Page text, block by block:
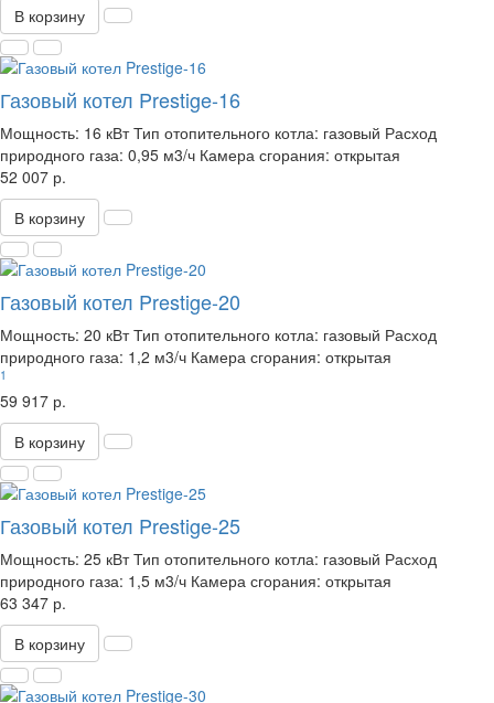
В корзину
Газовый котел Prestige-16
Мощность: 16 кВт Тип отопительного котла: газовый Расход
природного газа: 0,95 м3/ч Камера сгорания: открытая
52 007 р.
В корзину
Газовый котел Prestige-20
Мощность: 20 кВт Тип отопительного котла: газовый Расход
природного газа: 1,2 м3/ч Камера сгорания: открытая
1
59 917 р.
В корзину
Газовый котел Prestige-25
Мощность: 25 кВт Тип отопительного котла: газовый Расход
природного газа: 1,5 м3/ч Камера сгорания: открытая
63 347 р.
В корзину